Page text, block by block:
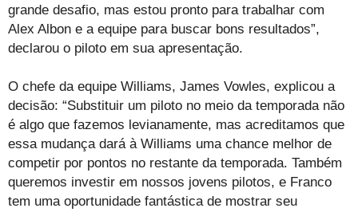
grande desafio, mas estou pronto para trabalhar com
Alex Albon e a equipe para buscar bons resultados”,
declarou o piloto em sua apresentação.
O chefe da equipe Williams, James Vowles, explicou a
decisão: “Substituir um piloto no meio da temporada não
é algo que fazemos levianamente, mas acreditamos que
essa mudança dará à Williams uma chance melhor de
competir por pontos no restante da temporada. Também
queremos investir em nossos jovens pilotos, e Franco
tem uma oportunidade fantástica de mostrar seu